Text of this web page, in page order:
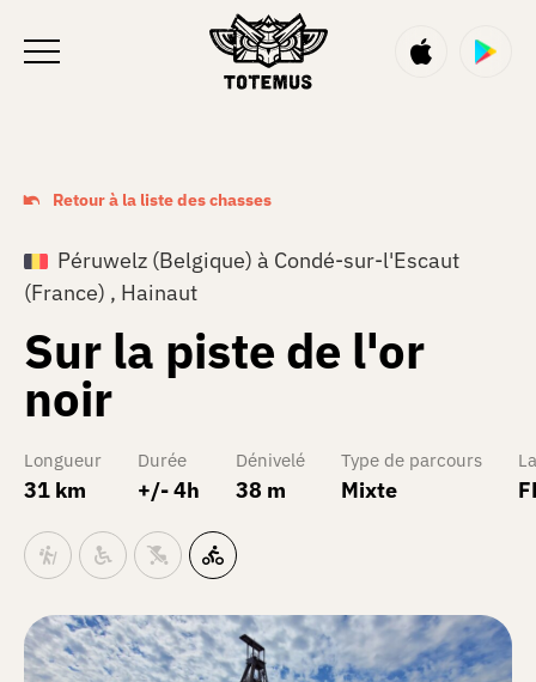
Retour à la liste des chasses
Péruwelz (Belgique) à Condé-sur-l'Escaut
(France) , Hainaut
Sur la piste de l'or
noir
Longueur
31 km
Durée
+/- 4h
Dénivelé
38 m
Type de parcours
Mixte